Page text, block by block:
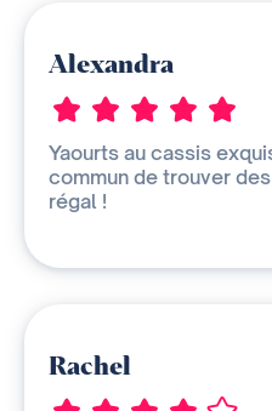
Alexandra
Yaourts au cassis
commun de trouver
régal !
Rachel